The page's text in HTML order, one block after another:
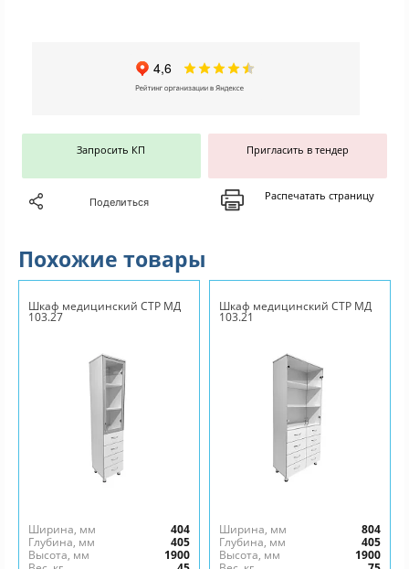
Запросить КП Пригласить в тендер
Поделиться Распечатать страницу
Похожие товары
Шкаф медицинский СТР МД
103.27
Ширина, мм
404
Глубина, мм
405
Высота, мм
1900
Шкаф медицинский СТР МД
103.21
Ширина, мм
804
Глубина, мм
405
Высота, мм
1900